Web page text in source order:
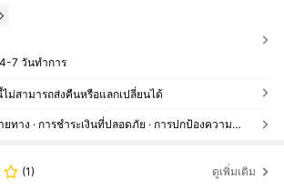
4-7 วันทำการ
ม่สามารถส่งคืนหรือแลกเปลี่ยนได้
มีบริการเก็บเงินปลายทาง · การชำระเงินที่ปลอดภัย · การปกป้องความเป็นส่วนตัว
(1) ดูเพิ่มเติม